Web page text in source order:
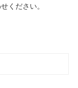
ください。